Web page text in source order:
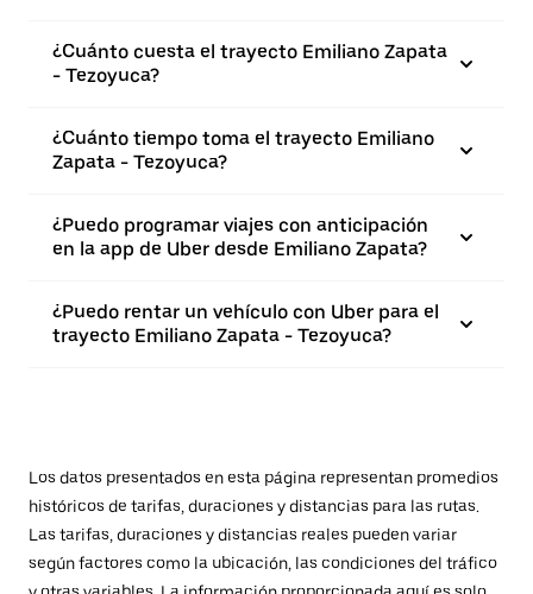
¿Cuánto cuesta el trayecto Emiliano Zapata
- Tezoyuca?
¿Cuánto tiempo toma el trayecto Emiliano
Zapata - Tezoyuca?
¿Puedo programar viajes con anticipación
en la app de Uber desde Emiliano Zapata?
¿Puedo rentar un vehículo con Uber para el
trayecto Emiliano Zapata - Tezoyuca?
Los datos presentados en esta página representan promedios
históricos de tarifas, duraciones y distancias para las rutas.
Las tarifas, duraciones y distancias reales pueden variar
según factores como la ubicación, las condiciones del tráfico